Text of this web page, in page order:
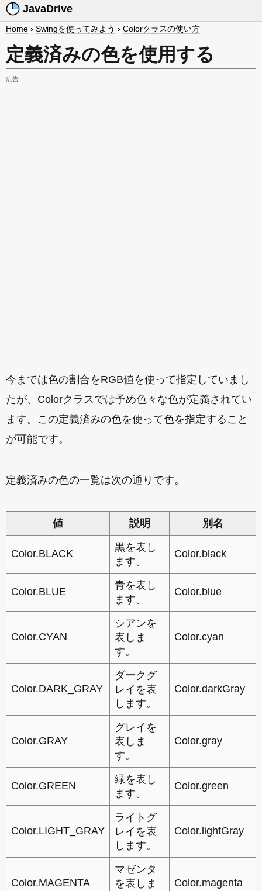
JavaDrive
Home › Swingを使ってみよう › Colorクラスの使い方
定義済みの色を使用する
広告
今までは色の割合をRGB値を使って指定していまし
たが、Colorクラスでは予め色々な色が定義されてい
ます。この定義済みの色を使って色を指定すること
が可能です。
定義済みの色の一覧は次の通りです。
値 説明 別名
Color.BLACK
黒を表し
ます。
Color.black
Color.BLUE
青を表し
ます。
Color.blue
Color.CYAN
シアンを
表しま
す。
Color.cyan
Color.DARK_GRAY
ダークグ
レイを表
します。
Color.darkGray
Color.GRAY
グレイを
表しま
す。
Color.gray
Color.GREEN
緑を表し
ます。
Color.green
Color.LIGHT_GRAY
ライトグ
レイを表
します。
Color.lightGray
Color.MAGENTA
マゼンタ
を表しま
Color.magenta